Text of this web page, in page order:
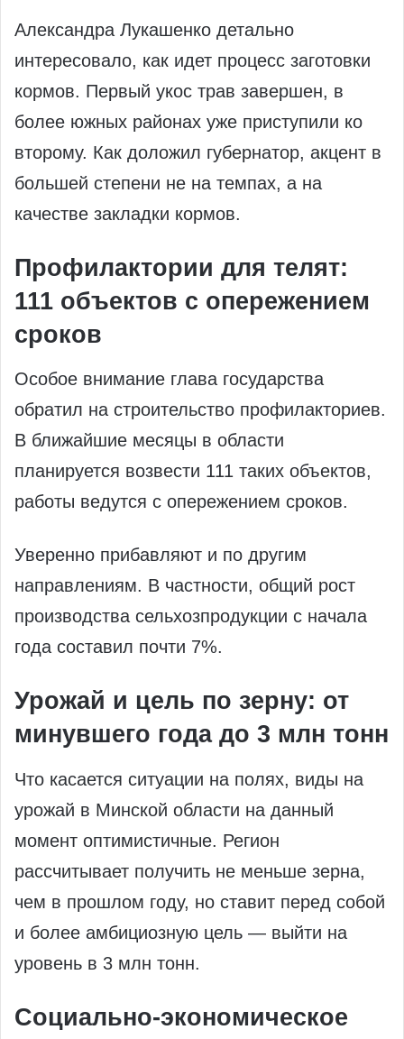
Александра Лукашенко детально
интересовало, как идет процесс заготовки
кормов. Первый укос трав завершен, в
более южных районах уже приступили ко
второму. Как доложил губернатор, акцент в
большей степени не на темпах, а на
качестве закладки кормов.
Профилактории для телят:
111 объектов с опережением
сроков
Особое внимание глава государства
обратил на строительство профилакториев.
В ближайшие месяцы в области
планируется возвести 111 таких объектов,
работы ведутся с опережением сроков.
Уверенно прибавляют и по другим
направлениям. В частности, общий рост
производства сельхозпродукции с начала
года составил почти 7%.
Урожай и цель по зерну: от
минувшего года до 3 млн тонн
Что касается ситуации на полях, виды на
урожай в Минской области на данный
момент оптимистичные. Регион
рассчитывает получить не меньше зерна,
чем в прошлом году, но ставит перед собой
и более амбициозную цель — выйти на
уровень в 3 млн тонн.
Социально‑экономическое